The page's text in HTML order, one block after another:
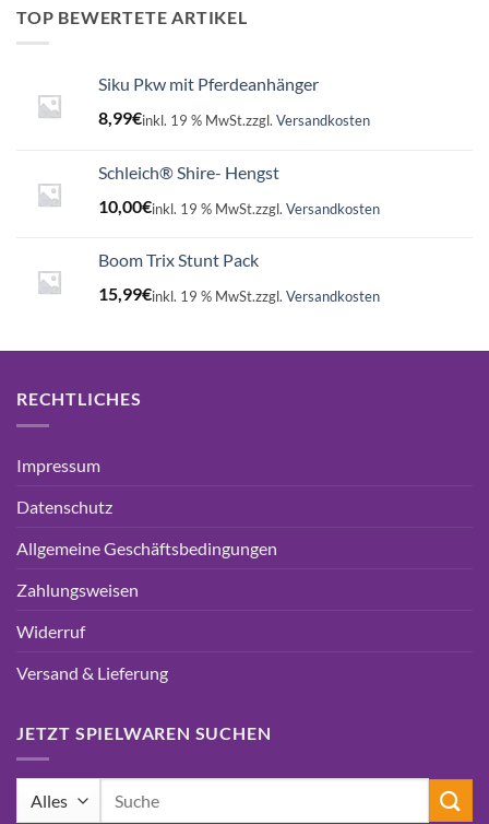
16,99€15,75€.
TOP BEWERTETE ARTIKEL
Siku Pkw mit Pferdeanhänger
8,99€inkl. 19 % MwSt.zzgl. Versandkosten
Schleich® Shire- Hengst
10,00€inkl. 19 % MwSt.zzgl. Versandkosten
Boom Trix Stunt Pack
15,99€inkl. 19 % MwSt.zzgl. Versandkosten
RECHTLICHES
Impressum
Datenschutz
Allgemeine Geschäftsbedingungen
Zahlungsweisen
Widerruf
Versand & Lieferung
JETZT SPIELWAREN SUCHEN